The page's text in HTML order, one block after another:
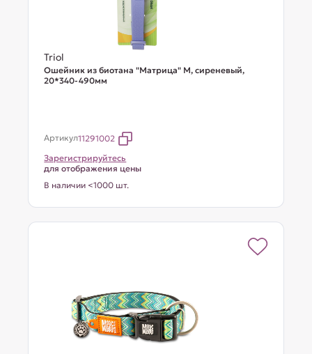
Triol
Ошейник из биотана "Матрица" M, сиреневый,
20*340-490мм
Артикул11291002
Зарегистрируйтесь
для отображения цены
В наличии <1000 шт.